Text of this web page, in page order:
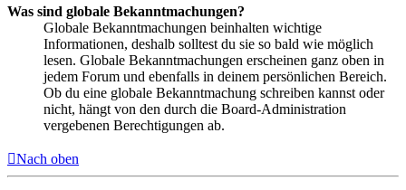
Was sind globale Bekanntmachungen?
Globale Bekanntmachungen beinhalten wichtige
Informationen, deshalb solltest du sie so bald wie möglich
lesen. Globale Bekanntmachungen erscheinen ganz oben in
jedem Forum und ebenfalls in deinem persönlichen Bereich.
Ob du eine globale Bekanntmachung schreiben kannst oder
nicht, hängt von den durch die Board-Administration
vergebenen Berechtigungen ab.
Nach oben